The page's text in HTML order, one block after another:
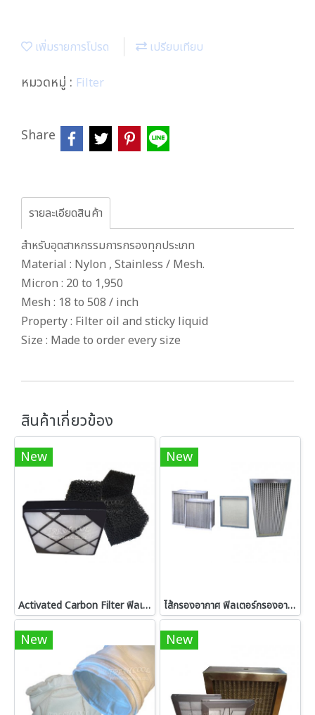
เพิ่มรายการโปรด เปรียบเทียบ
หมวดหมู่ : Filter
Share
รายละเอียดสินค้า
สำหรับอุตสาหกรรมการกรองทุกประเภท
Material : Nylon , Stainless / Mesh.
Micron : 20 to 1,950
Mesh : 18 to 508 / inch
Property : Filter oil and sticky liquid
Size : Made to order every size
สินค้าเกี่ยวข้อง
New
Activated Carbon Filter ฟิลเตอร์คาร์บอน
New
ไส้กรองอากาศ ฟิลเตอร์กรองอากาศ Air Filters
New New